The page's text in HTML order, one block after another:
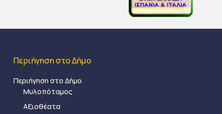
Περιήγηση στο Δήμο
Περιήγηση στο Δήμο
Μυλοπόταμος
Αξιοθέατα